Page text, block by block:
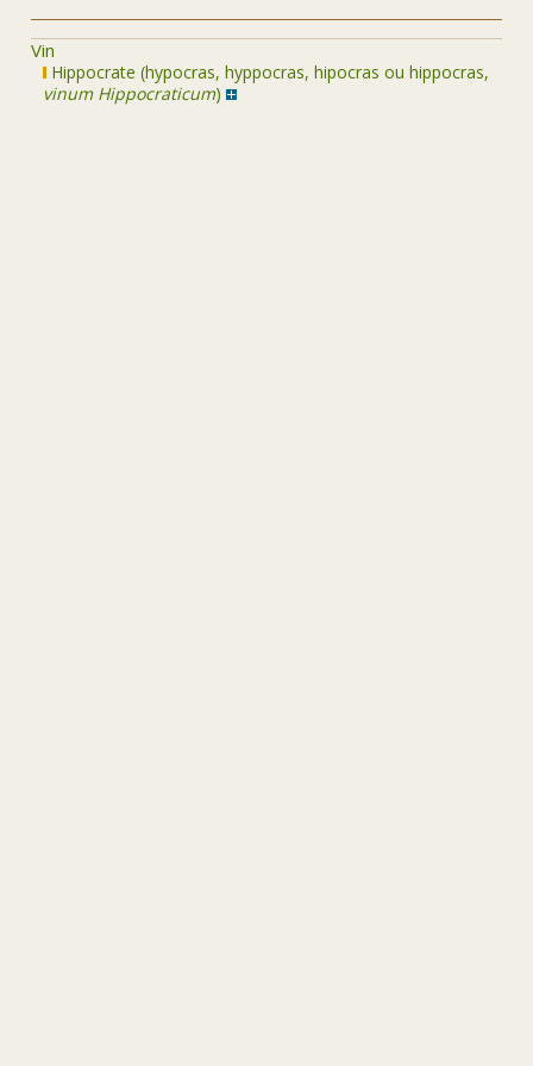
Vin
Hippocrate (hypocras, hyppocras, hipocras ou hippocras,
vinum Hippocraticum)